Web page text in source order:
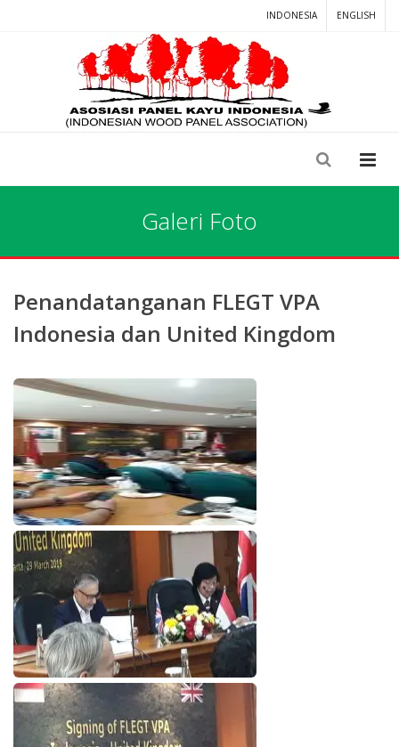
INDONESIA ENGLISH
Galeri Foto
Penandatanganan FLEGT VPA
Indonesia dan United Kingdom